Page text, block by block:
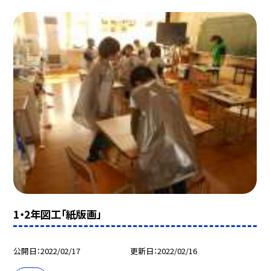
1・2年図工「紙版画」
公開日 2022/02/17 更新日 2022/02/16